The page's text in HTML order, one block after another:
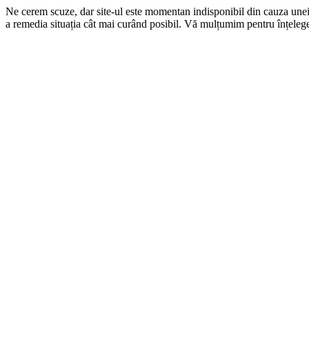
Ne cerem scuze, dar site-ul este momentan indisponibil din cauza
a remedia situația cât mai curând posibil. Vă mulțumim pentru